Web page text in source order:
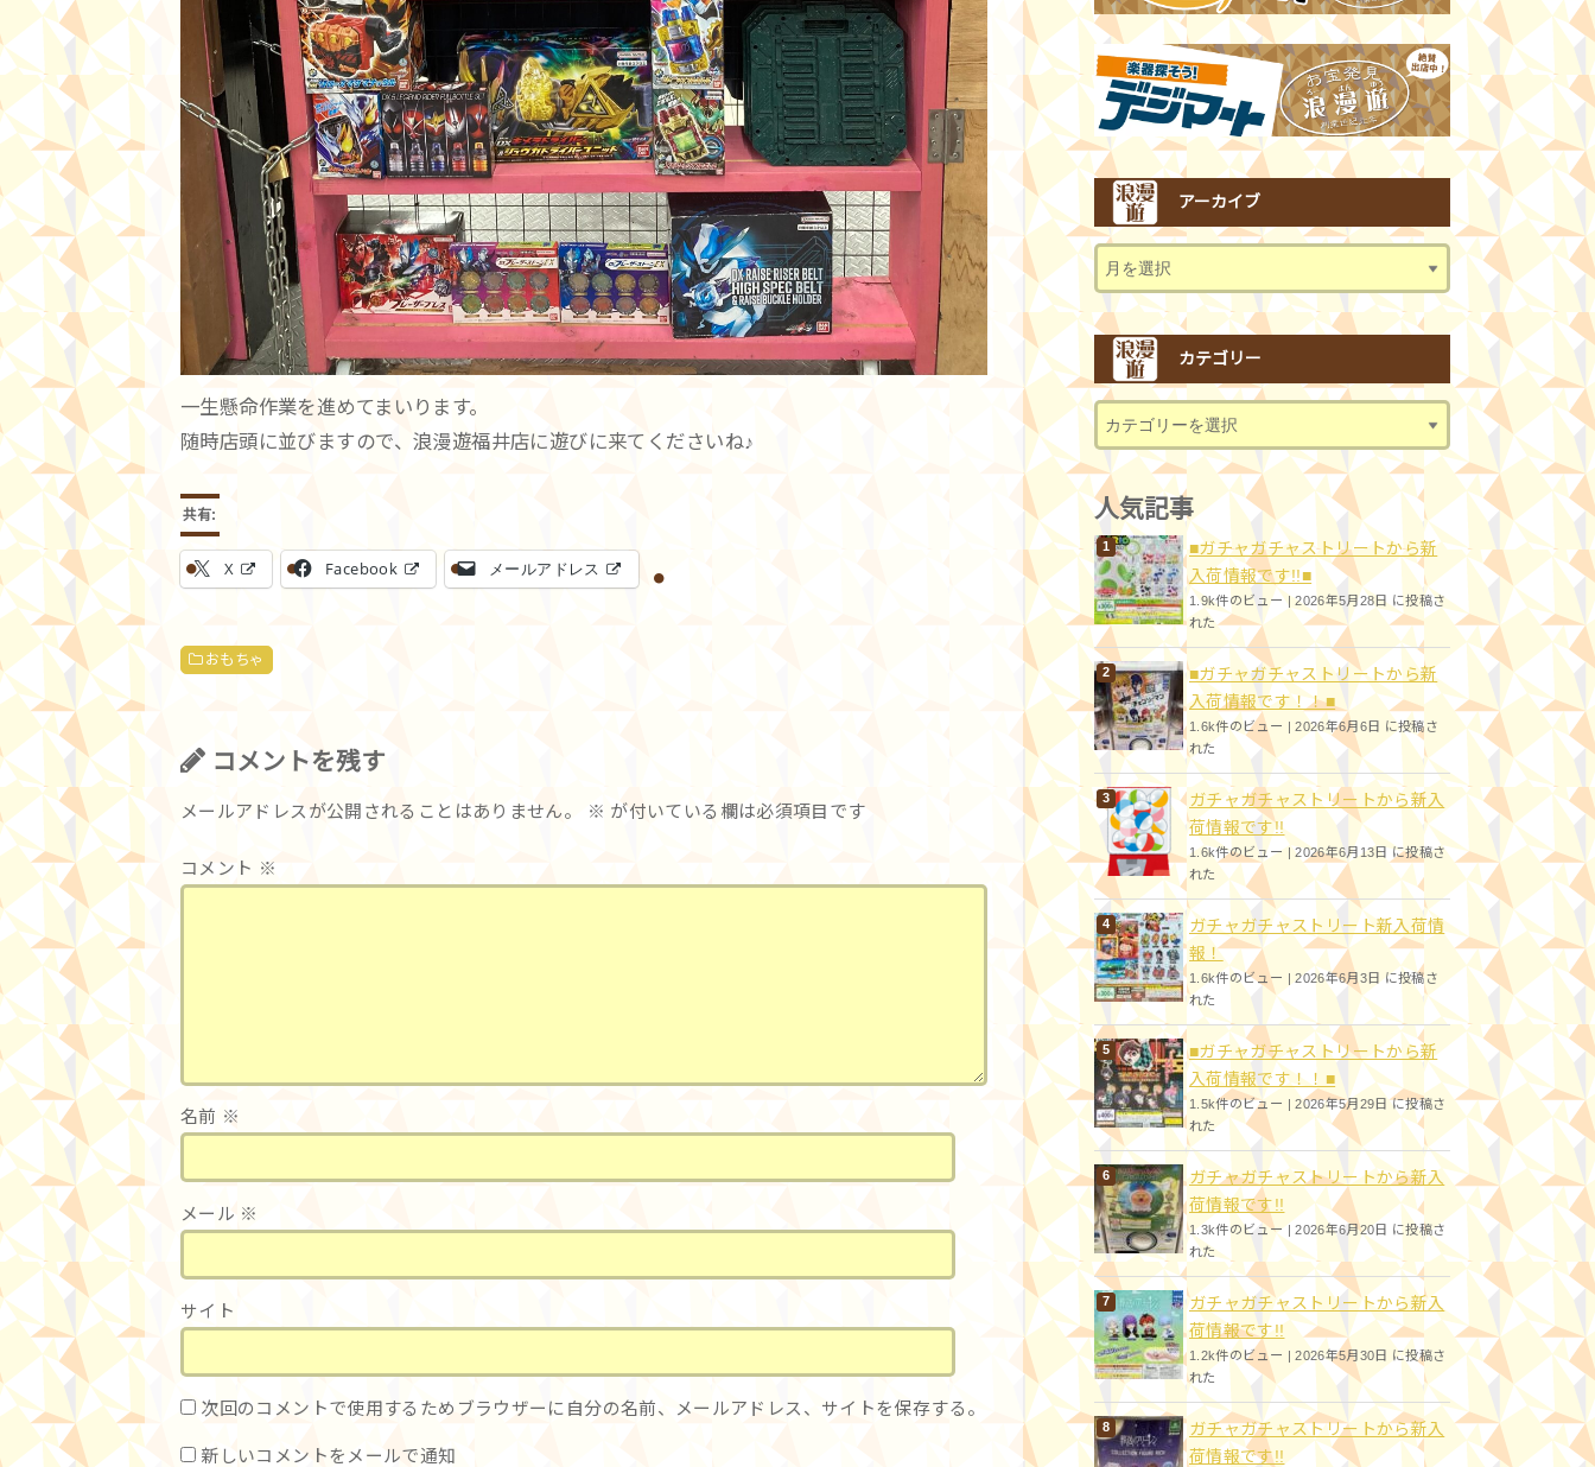
一生懸命作業を進めてまいります。
随時店頭に並びますので、浪漫遊福井店に遊びに来てくださいね♪
共有:
X Facebook メールアドレス
おもちゃ
コメントを残す
メールアドレスが公開されることはありません。 ※ が付いている欄は必須項目です
コメント ※
名前 ※
メール ※
サイト
次回のコメントで使用するためブラウザーに自分の名前、メールアドレス、サイトを保存する。
新しいコメントをメールで通知
アーカイブ
カテゴリー
人気記事
■ガチャガチャストリートから新
入荷情報です!!■
1.9k件のビュー|2026年5月28日 に投稿さ
れた
■ガチャガチャストリートから新
入荷情報です！！■
1.6k件のビュー |2026年6月6日 に投稿さ
れた
ガチャガチャストリートから新入
荷情報です!!
1.6k件のビュー|2026年6月13日 に投稿さ
れた
ガチャガチャストリート新入荷情
報！
1.6k件のビュー |2026年6月3日 に投稿さ
れた
■ガチャガチャストリートから新
入荷情報です！！■
1.5k件のビュー |2026年5月29日 に投稿さ
れた
ガチャガチャストリートから新入
荷情報です!!
1.3k件のビュー|2026年6月20日 に投稿さ
れた
ガチャガチャストリートから新入
荷情報です!!
1.2k件のビュー |2026年5月30日 に投稿さ
れた
ガチャガチャストリートから新入
荷情報です!!